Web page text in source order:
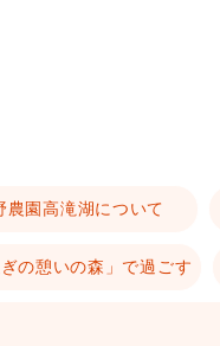
農園高滝湖について
ぎの憩いの森」で過ごす